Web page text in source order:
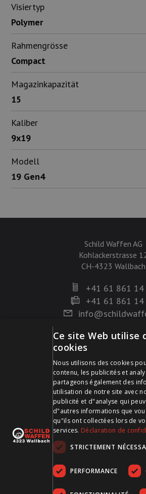
Visiertyp
Polymer
Rahmengrösse
Compact
Magazinkapazität
15
Kaliber
9x19
Modell
19 Gen4
Schild Waffen AG
Kohlackerstrasse
CH-4323 Wallbach
+41 61 861 14
+41 61 861 14
Mode de
Visitez-nous sur les médias
Ce site Web utilise
cookies
Nous utilisons des cookies
contenu, les publicités et
partageons également des
utilisation de notre site avec
publicité et d"analyse qui
d"autres informations que
qu"ils ont collectées lors de
services. Déclaration de
STRICTEMENT
PERFORMANCE